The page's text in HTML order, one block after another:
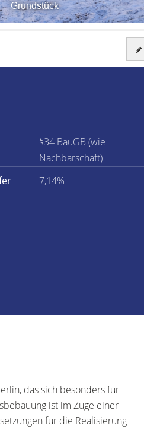
Grundstück
§34 BauGB (wie
Nachbarschaft)
7,14%
das sich besonders für
ist im Zuge einer
für die Realisierung